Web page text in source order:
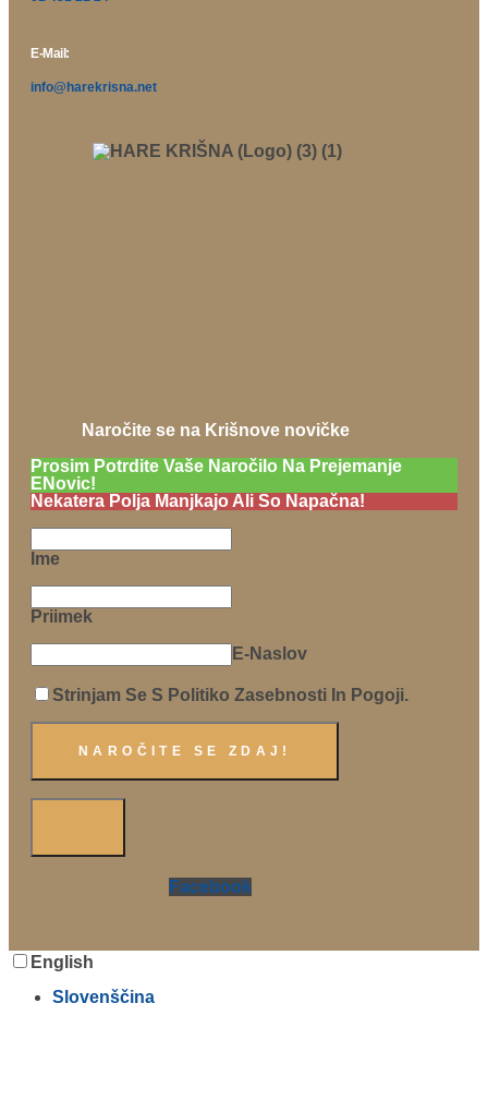
E-Mail:
info@harekrisna.net
Naročite se na Krišnove novičke
Prosim Potrdite Vaše Naročilo Na Prejemanje
ENovic!
Nekatera Polja Manjkajo Ali So Napačna!
Ime
Priimek
E-Naslov
Strinjam Se S Politiko Zasebnosti In Pogoji.
Facebook
English
Slovenščina